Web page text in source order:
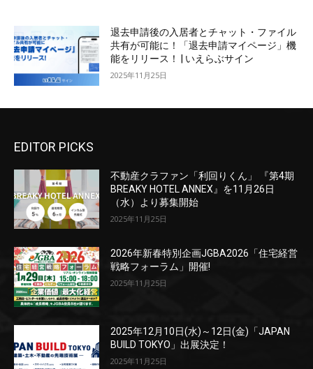
退去申請後の入居者とチャット・ファイル
共有が可能に！「退去申請マイページ」機
能をリリース！ | いえらぶサイン
2025年11月25日
EDITOR PICKS
不動産クラファン「利回りくん」 『第4期
BREAKY HOTEL ANNEX』を11月26日
（水）より募集開始
2025年11月25日
2026年新春特別企画JGBA2026「住宅経営
戦略フォーラム」開催!
2025年11月25日
2025年12月10日(水)～12日(金)「JAPAN
BUILD TOKYO」出展決定！
2025年11月25日